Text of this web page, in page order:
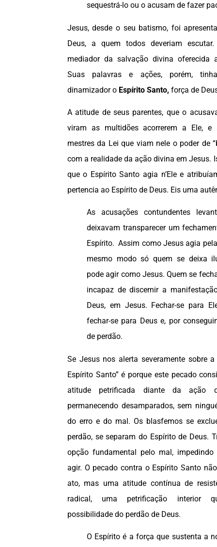
sequestrá-lo ou o acusam de fazer
Jesus, desde o seu batismo, foi
Deus, a quem todos deveriam
mediador da salvação divina oferecida
Suas palavras e ações, porém,
dinamizador o Espírito Santo, força de
A atitude de seus parentes, que o
viram as multidões acorrerem a Ele, e
mestres da Lei que viam nele o poder de
com a realidade da ação divina em Jesus.
que o Espírito Santo agia n’Ele e
pertencia ao Espírito de Deus. Eis uma
As acusações contundentes
deixavam transparecer um
Espírito. Assim como Jesus agia
mesmo modo só quem se deixa
pode agir como Jesus. Quem se
incapaz de discernir a
Deus, em Jesus. Fechar-se para
fechar-se para Deus e, por
de perdão.
Se Jesus nos alerta severamente sobre
Espírito Santo” é porque este pecado
atitude petrificada diante da ação
permanecendo desamparados, sem
do erro e do mal. Os blasfemos se
perdão, se separam do Espírito de Deus.
opção fundamental pelo mal,
agir. O pecado contra o Espírito Santo
ato, mas uma atitude contínua de
radical, uma petrificação interior
possibilidade do perdão de Deus.
O Espírito é a força que sustenta a